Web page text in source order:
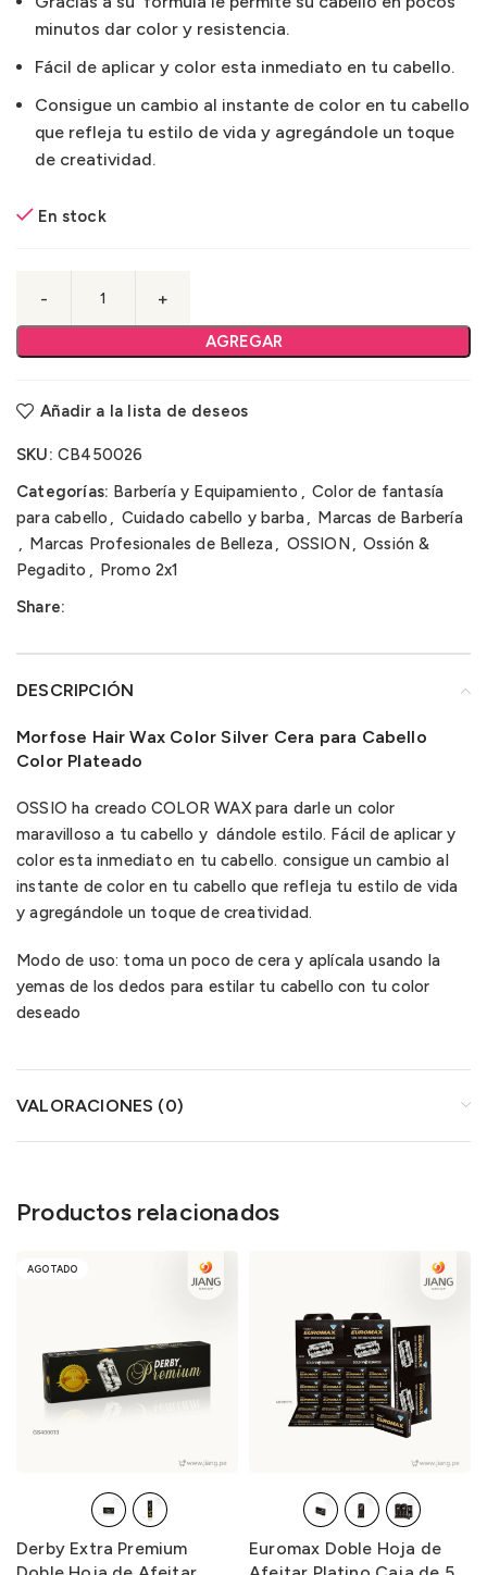
minutos dar color y resistencia.
Fácil de aplicar y color esta inmediato en tu cabello.
Consigue un cambio al instante de color en tu cabello
que refleja tu estilo de vida y agregándole un toque
de creatividad.
En stock
AGREGAR
Añadir a la lista de deseos
SKU: CB450026
Categorías: Barbería y Equipamiento , Color de fantasía
para cabello , Cuidado cabello y barba, Marcas de Barbería
, Marcas Profesionales de Belleza, OSSION, Ossión &
Pegadito , Promo 2x1
Share:
DESCRIPCIÓN
Morfose Hair Wax Color Silver Cera para Cabello
Color Plateado
OSSIO ha creado COLOR WAX para darle un color
maravilloso a tu cabello y dándole estilo. Fácil de aplicar y
color esta inmediato en tu cabello. consigue un cambio al
instante de color en tu cabello que refleja tu estilo de vida
y agregándole un toque de creatividad.
Modo de uso: toma un poco de cera y aplícala usando la
yemas de los dedos para estilar tu cabello con tu color
deseado
VALORACIONES (0)
Productos relacionados
AGOTADO
Derby Extra Premium
Euromax Doble Hoja de